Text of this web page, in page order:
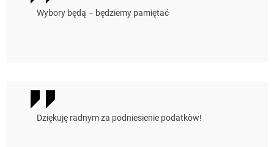
Wybory będą – będziemy pamiętać
Dziękuję radnym za podniesienie podatkòw!